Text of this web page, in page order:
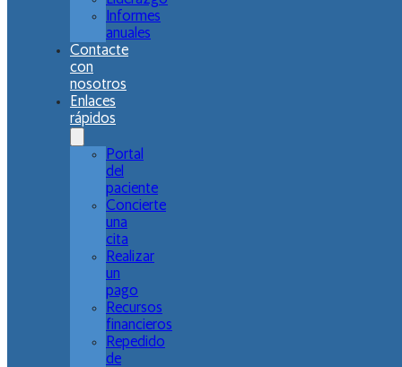
Informes
anuales
Contacte
con
nosotros
Enlaces
rápidos
Portal
del
paciente
Concierte
una
cita
Realizar
un
pago
Recursos
financieros
Repedido
de